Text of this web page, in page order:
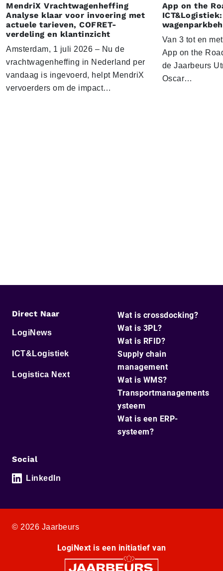
MendriX Vrachtwagenheffing
Analyse klaar voor invoering met
actuele tarieven, COFRET-
verdeling en klantinzicht
Amsterdam, 1 juli 2026 – Nu de
vrachtwagenheffing in Nederland per
vandaag is ingevoerd, helpt MendriX
vervoerders om de impact…
App on the
Van 3 tot en
App on the
de Jaarbeurs
Oscar…
Direct Naar
LogiNews
ICT&Logistiek
Logistica Next
Wat is crossdocking?
Wat is 3PL?
Wat is RFID?
Supply chain
management
Wat is WMS?
Transportmanagements
ysteem
Wat is een ERP-
systeem?
Social
LinkedIn
© 2026 Jaarbeurs
LogiNext is een initiatief van